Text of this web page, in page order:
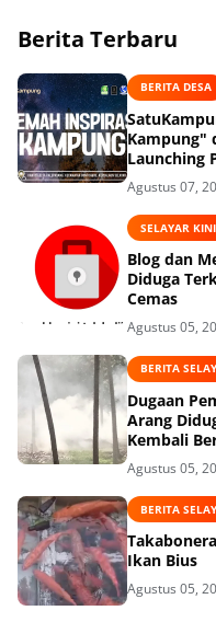
Berita Terbaru
BERITA DESA
Kampung"
Launching
Agustus 07,
SELAYAR KINI
Blog dan
Diduga
Cemas
Agustus 05,
BERITA
Dugaan
Arang
Kembali
Agustus 05,
BERITA
Ikan Bius
Agustus 05,